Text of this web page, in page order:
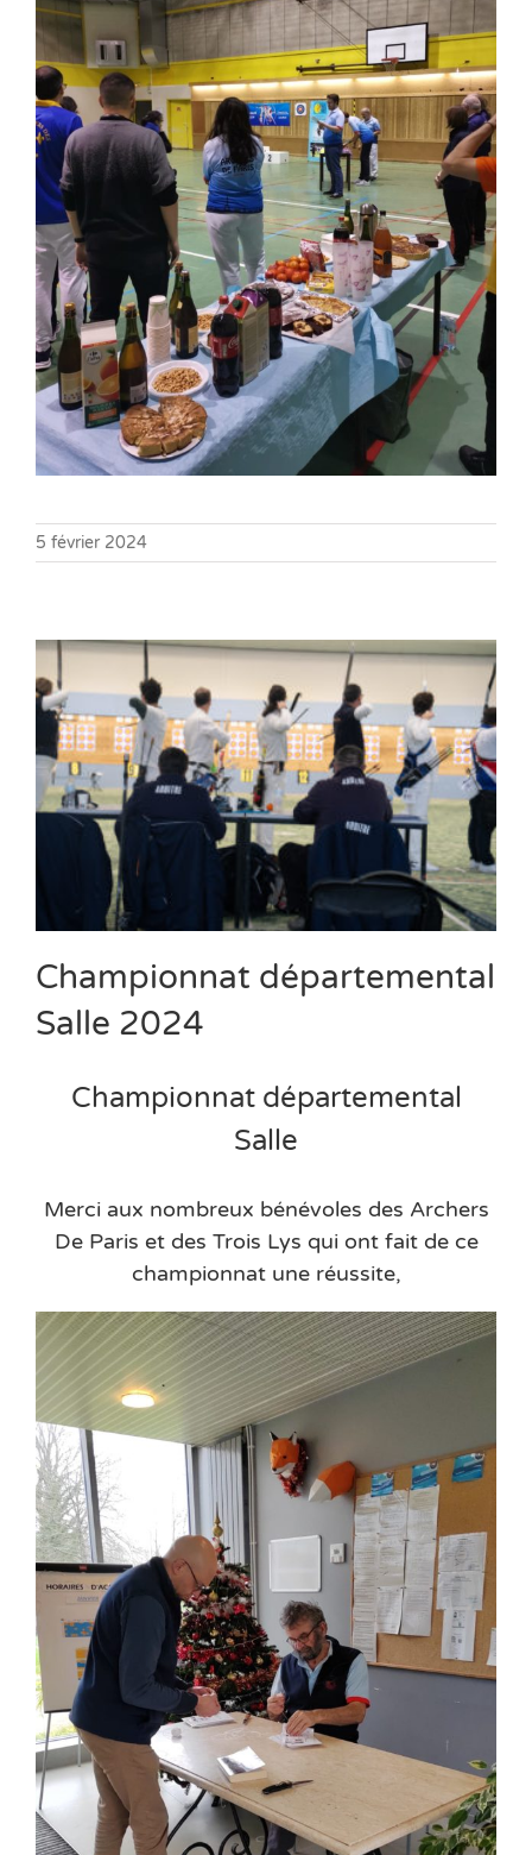
5 février 2024
Championnat départemental
Salle 2024
Championnat départemental
Salle
Merci aux nombreux bénévoles des Archers
De Paris et des Trois Lys qui ont fait de ce
championnat une réussite,